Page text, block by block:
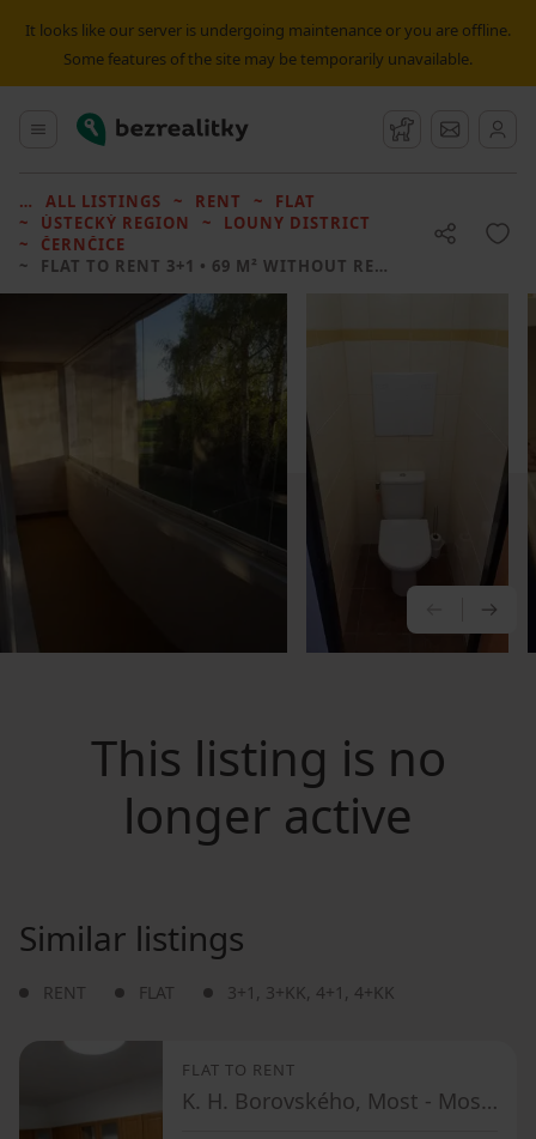
It looks like our server is undergoing maintenance or you are offline.
Some features of the site may be temporarily unavailable.
Main menu
Bezrealitky Watchdog
ALL LISTINGS RENT
FLAT
ÚSTECKÝ REGION
LOUNY DISTRICT
ČERNČICE
FLAT TO RENT 3+1 • 69 M² WITHOUT REAL ESTATE
This listing is no
longer active
Similar listings
RENT FLAT 3+1 , 3+KK, 4+1 , 4+KK
FLAT TO RENT
K. H. Borovského, Most - Most II, Ústecký Region